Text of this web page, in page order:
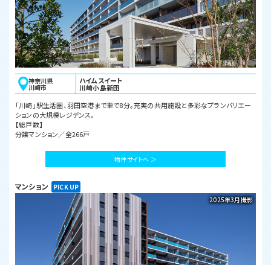
神奈川県
川崎市
ハイムスイート
川崎小島新田
「川崎」駅生活圏、羽田空港まで車で8分。充実の共用施設と多彩なプランバリエー
ションの大規模レジデンス。
【総戸数】
分譲マンション／全266戸
物件サイトへ ＞
マンション
2025年3月撮影